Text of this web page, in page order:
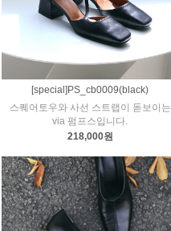
[special]PS_cb0009(black)
스퀘어토우와 사선 스트랩이 돋보이는
via 펌프스입니다.
218,000원